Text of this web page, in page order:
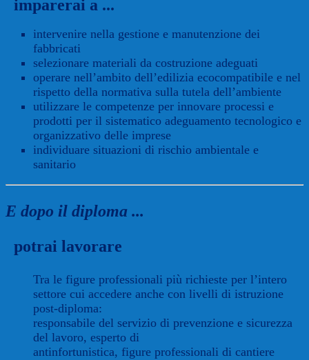
imparerai a ...
intervenire nella gestione e manutenzione dei
fabbricati
selezionare materiali da costruzione adeguati
operare nell’ambito dell’edilizia ecocompatibile e nel
rispetto della normativa sulla tutela dell’ambiente
utilizzare le competenze per innovare processi e
prodotti per il sistematico adeguamento tecnologico e
organizzativo delle imprese
individuare situazioni di rischio ambientale e
sanitario
E dopo il diploma ...
potrai lavorare
Tra le figure professionali più richieste per l’intero
settore cui accedere anche con livelli di istruzione
post-diploma:
responsabile del servizio di prevenzione e sicurezza
del lavoro, esperto di
antinfortunistica, figure professionali di cantiere